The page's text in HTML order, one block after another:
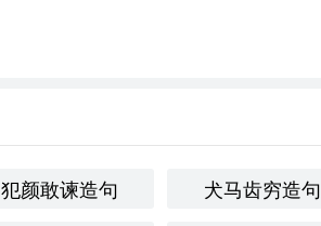
犯颜敢谏造句
犬马齿穷造句